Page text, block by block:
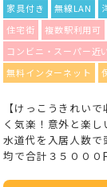
家具付き 無線LAN
住宅街
複数駅利用可
コンビニ・スーパー近
無料インターネット
【けっこうきれい
く気楽！意外と楽し
水道代を入居人数で
均で合計３５０００